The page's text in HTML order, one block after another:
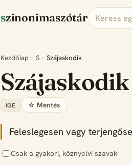
szinonimaszótár
Kezdőlap › S › Szájaskodik
Szájaskodik
IGE ☆ Mentés
Feleslegesen vagy
Csak a gyakori, köznyelvi szavak